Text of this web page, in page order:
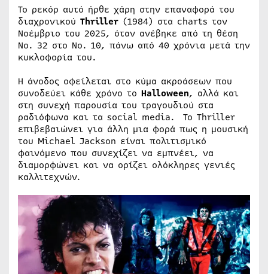
Το ρεκόρ αυτό ήρθε χάρη στην επαναφορά του
διαχρονικού Thriller (1984) στα charts τον
Νοέμβριο του 2025, όταν ανέβηκε από τη θέση
No. 32 στο No. 10, πάνω από 40 χρόνια μετά την
κυκλοφορία του.
Η άνοδος οφείλεται στο κύμα ακροάσεων που
συνοδεύει κάθε χρόνο το Halloween, αλλά και
στη συνεχή παρουσία του τραγουδιού στα
ραδιόφωνα και τα social media. Το Thriller
επιβεβαιώνει για άλλη μια φορά πως η μουσική
του Michael Jackson είναι πολιτισμικό
φαινόμενο που συνεχίζει να εμπνέει, να
διαμορφώνει και να ορίζει ολόκληρες γενιές
καλλιτεχνών.